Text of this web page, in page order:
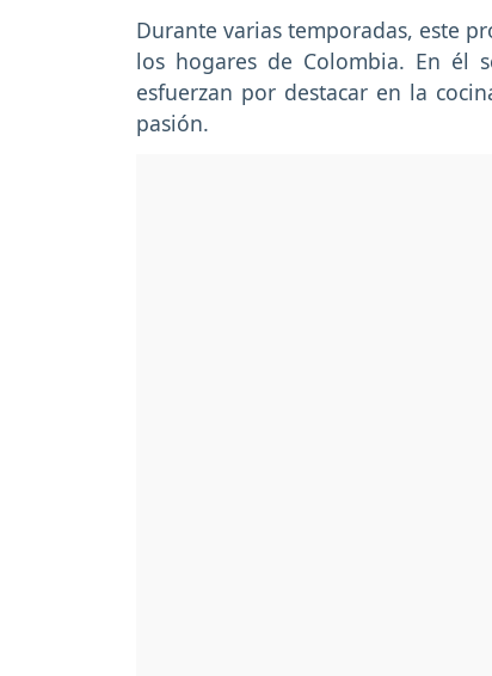
Durante varias temporadas, este
los hogares de Colombia. En él
esfuerzan por destacar en la
pasión.